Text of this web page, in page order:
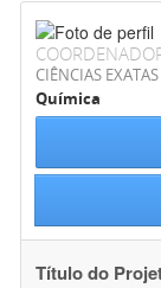
CIÊNCIAS
Química
Título do